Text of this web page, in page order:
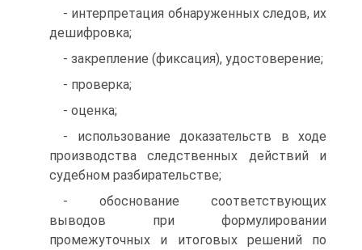
- интерпретация обнаруженных следов, их
дешифровка;
- закрепление (фиксация), удостоверение;
- проверка;
- оценка;
- использование доказательств в ходе
производства следственных действий и
судебном разбирательстве;
- обоснование соответствующих
выводов при формулировании
промежуточных и итоговых решений по